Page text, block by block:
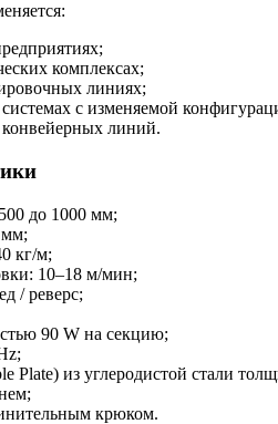
комплексах;
линиях;
с изменяемой
линий.
до 1000 мм;
мм;
кг/м;
10–18 м/мин;
/ реверс;
90 W на секцию;
Plate) из углеродистой стали
крюком.